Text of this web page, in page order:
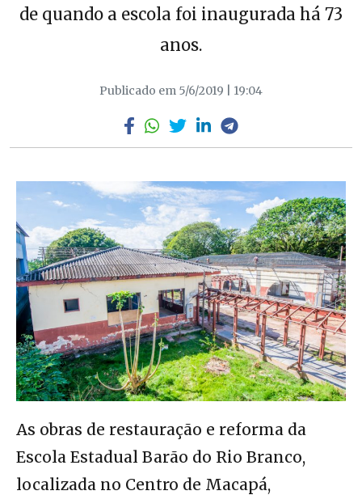
de quando a escola foi inaugurada há 73
anos.
Publicado em 5/6/2019 | 19:04
As obras de restauração e reforma da
Escola Estadual Barão do Rio Branco,
localizada no Centro de Macapá,